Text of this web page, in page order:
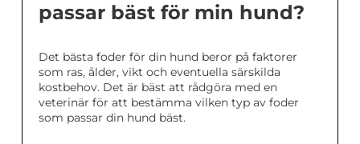
passar bäst för min hund?
Det bästa foder för din hund beror på faktorer
som ras, ålder, vikt och eventuella särskilda
kostbehov. Det är bäst att rådgöra med en
veterinär för att bestämma vilken typ av foder
som passar din hund bäst.